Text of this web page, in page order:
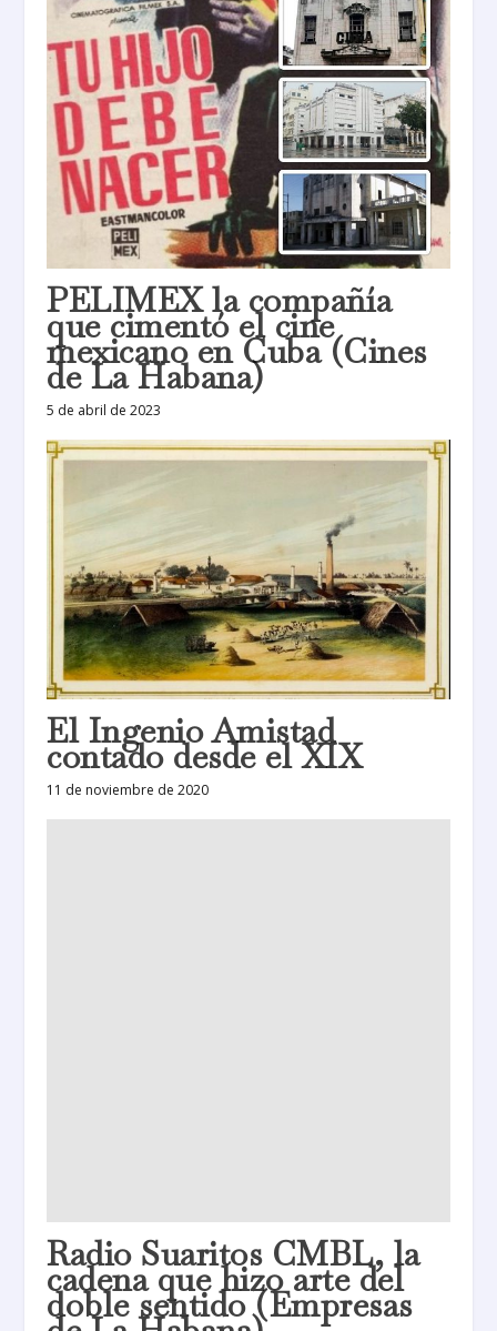
PELIMEX la compañía
que cimentó el cine
mexicano en Cuba (Cines
de La Habana)
5 de abril de 2023
El Ingenio Amistad
contado desde el XIX
11 de noviembre de 2020
Radio Suaritos CMBL, la
cadena que hizo arte del
doble sentido (Empresas